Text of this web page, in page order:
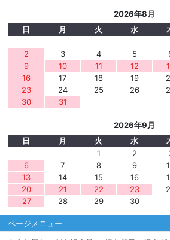
2026年8月
日
月 火 水
2
3 4 5
9
10 11 12
16
17 18 19
23
24 25 26
30
31
2026年9月
日
月 火 水
1
2
6
7 8 9
13
14 15 16
20
21 22 23
27
28 29 30
ページメニュー